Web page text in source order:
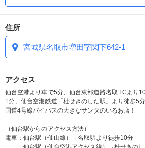
住所
宮城県名取市増田字関下642-1
アクセス
仙台空港より車で5分、仙台東部道路名取 I.Cより
1分、仙台空港鉄道「杜せきのした駅」より徒歩5分
国道4号線バイパスの大きなサンタのいるお店！
（仙台駅からのアクセス方法）
電車：仙台駅（仙山線）→名取駅より徒歩10分